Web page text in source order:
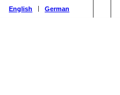
English German